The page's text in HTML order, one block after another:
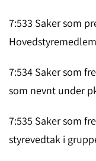
7:533 Saker som
7:534 Saker som
som nevnt under
7:535 Saker som
styrevedtak i